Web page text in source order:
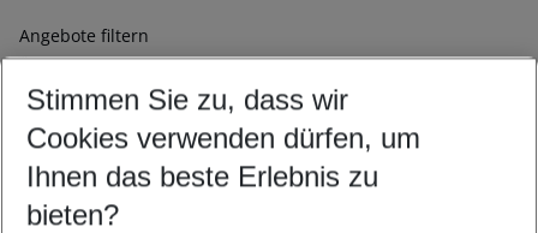
Angebote filtern
Ändern Sie Ihre Kriterien nach Ihren Wünschen
Abflughafen wählen
Beliebiger Abflughafen
Reisezeitraum wählen
10.08.26– 08.08.27 5-8 Nächte
Stimmen Sie zu, dass wir
Cookies verwenden dürfen, um
Ihnen das beste Erlebnis zu
bieten?